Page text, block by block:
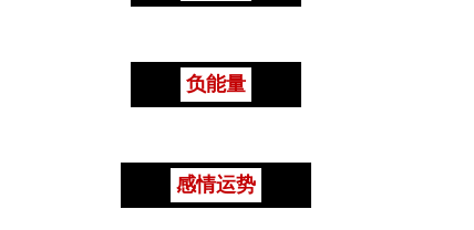
负能量
感情运势